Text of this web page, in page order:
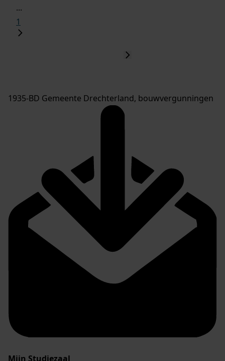
...
1
1935-BD Gemeente Drechterland, bouwvergunningen
Mijn Studiezaal